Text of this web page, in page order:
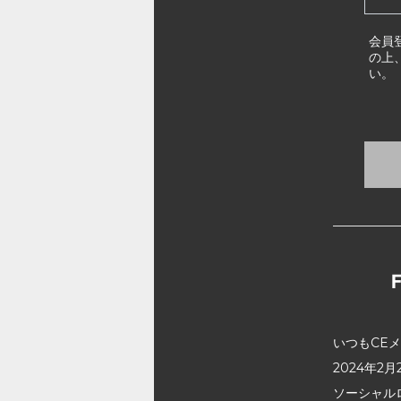
会員
の上
い。
いつもCE
2024年2月
ソーシャ